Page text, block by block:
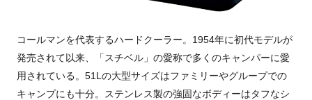
コールマンを代表するハードクーラー。1954年に初代モデルが
発売されて以来、「スチベル」の愛称で多くのキャンパーに愛
用されている。51Lの大型サイズはファミリーやグループでの
キャンプにも十分。ステンレス製の強固なボディーはタフなシ